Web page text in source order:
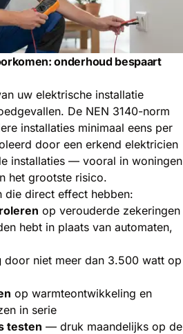
onderhoud bespaart
uw elektrische installatie
De NEN 3140-norm
installaties minimaal eens per
door een erkend elektricien
installaties — vooral in woningen
het grootste risico.
die direct effect hebben:
op verouderde zekeringen
hebt in plaats van automaten,
door niet meer dan 3.500 watt op
op warmteontwikkeling en
in serie
testen — druk maandelijks op de